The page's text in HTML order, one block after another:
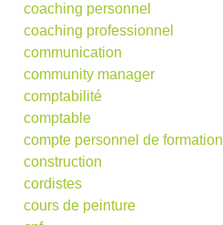
coaching personnel
coaching professionnel
communication
community manager
comptabilité
comptable
compte personnel de formation
construction
cordistes
cours de peinture